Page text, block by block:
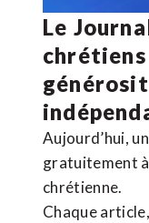
Le
chrétiens
Aujourd’hui,
gratuitement
chrétienne.
Chaque